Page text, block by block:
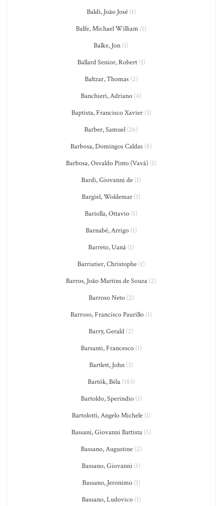
Baldi, João José(1)
Balfe, Michael William (1)
Balke, Jon (1)
Ballard Senior, Robert(1)
Baltzar, Thomas(2)
Banchieri, Adriano (4)
Baptista, Francisco Xavier(3)
Barber, Samuel (26)
Barbosa, Domingos Caldas (8)
Barbosa, Osvaldo Pinto (Vavá) (1)
Bardi, Giovanni de (1)
Bargiel, Woldemar (1)
Bariolla, Ottavio (1)
Barnabé, Arrigo(1)
Barreto, Uaná (1)
Barriatier, Christophe (1)
Barros, João Martins de Souza (2)
Barroso Neto(2)
Barroso, Francisco Paurillo (1)
Barry, Gerald (2)
Barsanti, Francesco(1)
Bartlett, John (3)
Bartók, Béla(183)
Bartoldo, Sperindio(1)
Bartolotti, Angelo Michele(1)
Bassani, Giovanni Battista(5)
Bassano, Augustine(2)
Bassano, Giovanni (1)
Bassano, Jeronimo(1)
Bassano, Ludovico(1)